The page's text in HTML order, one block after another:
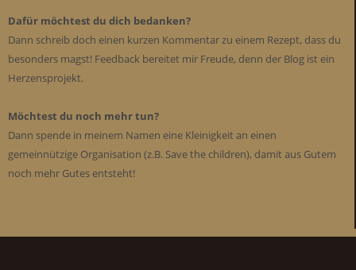
Dafür möchtest du dich bedanken?
Dann schreib doch einen kurzen Kommentar zu einem Rezept, dass du
besonders magst! Feedback bereitet mir Freude, denn der Blog ist ein
Herzensprojekt.
Möchtest du noch mehr tun?
Dann spende in meinem Namen eine Kleinigkeit an einen
gemeinnützige Organisation (z.B. Save the children), damit aus Gutem
noch mehr Gutes entsteht!